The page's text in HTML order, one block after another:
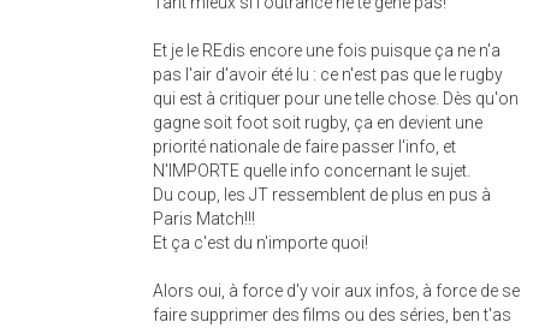
Et je le REdis encore une fois puisque ça ne n'a
pas l'air d'avoir été lu : ce n'est pas que le rugby
qui est à critiquer pour une telle chose. Dès qu'on
gagne soit foot soit rugby, ça en devient une
priorité nationale de faire passer l'info, et
N'IMPORTE quelle info concernant le sujet.
Du coup, les JT ressemblent de plus en pus à
Paris Match!!!
Et ça c'est du n'importe quoi!
Alors oui, à force d'y voir aux infos, à force de se
faire supprimer des films ou des séries, ben t'as